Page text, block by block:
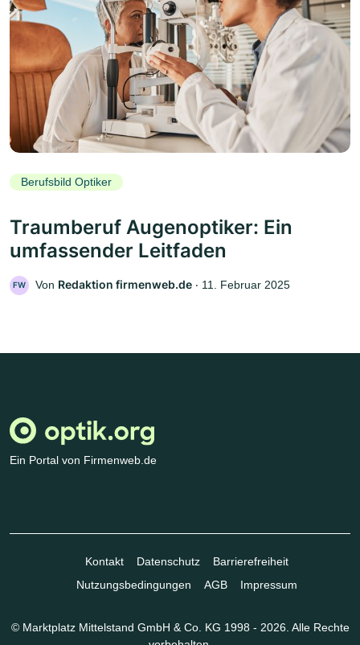
Berufsbild Optiker
Traumberuf Augenoptiker: Ein
umfassender Leitfaden
FW Von Redaktion firmenweb.de ‧ 11. Februar 2025
Ein Portal von Firmenweb.de
Kontakt Datenschutz
Barrierefreiheit
Nutzungsbedingungen
AGB Impressum
© Marktplatz Mittelstand GmbH & Co. KG 1998 - 2026. Alle Rechte